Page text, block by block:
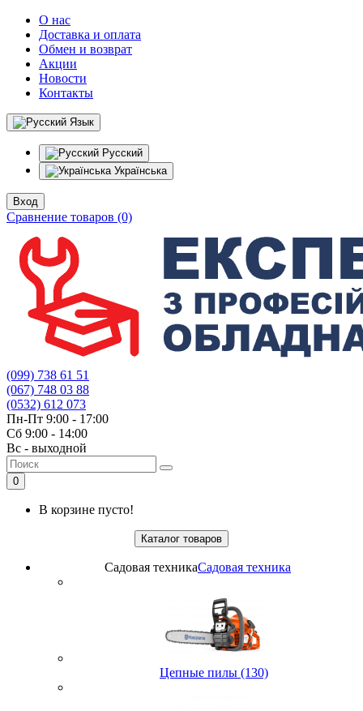
О нас
Доставка и оплата
Обмен и возврат
Акции
Новости
Контакты
Язык
Русский
Українська
Вход
Сравнение товаров (0)
(099) 738 61 51
(067) 748 03 88
(0532) 612 073
Пн-Пт 9:00 - 17:00
Сб 9:00 - 14:00
Вс - выходной
0
В корзине пусто!
Каталог товаров
Садовая техникаСадовая техника
Цепные пилы (130)